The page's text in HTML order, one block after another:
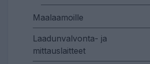
Maalaamoille
Laadunvalvonta- ja
mittauslaitteet